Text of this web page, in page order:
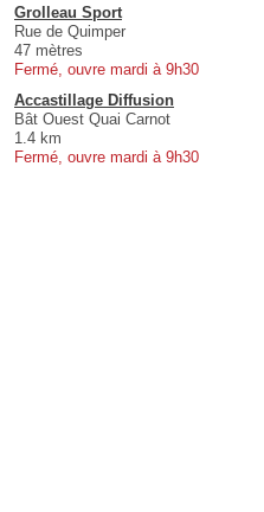
Grolleau Sport
Rue de Quimper
47 mètres
Fermé, ouvre mardi à 9h30
Accastillage Diffusion
Bât Ouest Quai Carnot
1.4 km
Fermé, ouvre mardi à 9h30